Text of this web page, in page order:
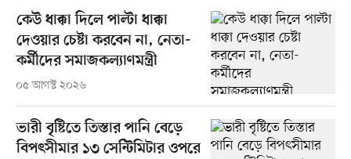
কেউ ধাক্কা দিলে পাল্টা ধাক্কা
দেওয়ার চেষ্টা করবেন না, নেতা-
কর্মীদের সমাজকল্যাণমন্ত্রী
০৫ আগস্ট ২০২৬
ভারী বৃষ্টিতে তিস্তার পানি বেড়ে
বিপৎসীমার ১৩ সেন্টিমিটার ওপরে